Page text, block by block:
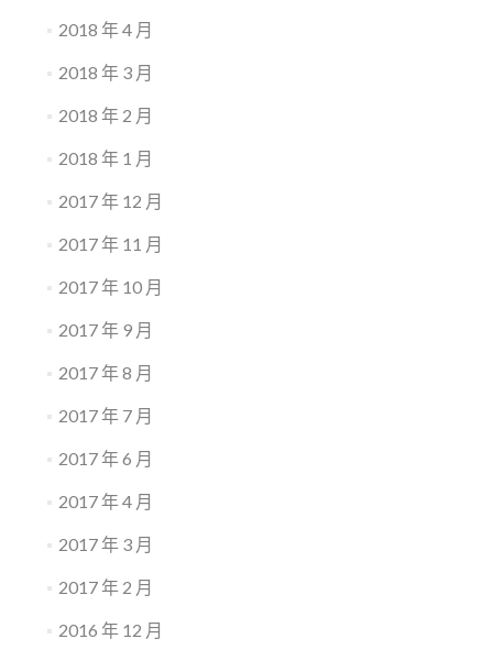
2018 年 4 月
2018 年 3 月
2018 年 2 月
2018 年 1 月
2017 年 12 月
2017 年 11 月
2017 年 10 月
2017 年 9 月
2017 年 8 月
2017 年 7 月
2017 年 6 月
2017 年 4 月
2017 年 3 月
2017 年 2 月
2016 年 12 月